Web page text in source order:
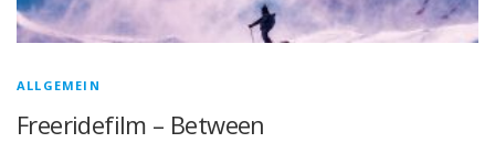
ALLGEMEIN
Freeridefilm – Between